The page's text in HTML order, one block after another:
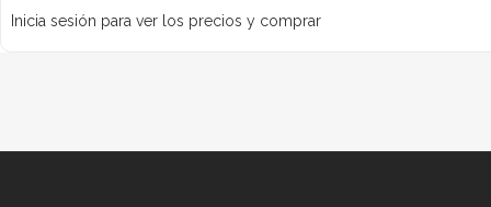
Inicia sesión para ver los precios y comprar